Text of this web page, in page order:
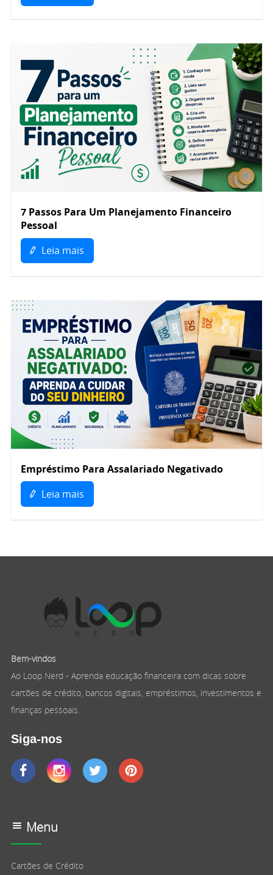
7 Passos Para Um Planejamento Financeiro
Pessoal
Leia mais
Empréstimo Para Assalariado Negativado
Leia mais
Bem-vindos
Ao Loop Nerd - Aprenda educação financeira com dicas sobre
cartões de crédito, bancos digitais, empréstimos, investimentos e
finanças pessoais.
Siga-nos
Menu
Cartões de Crédito